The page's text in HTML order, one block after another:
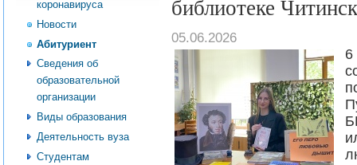
коронавируса
Новости
Абитуриент
Сведения об
образовательной
организации
Виды образования
Деятельность вуза
Студентам
библиотеке
05.06.2026
6